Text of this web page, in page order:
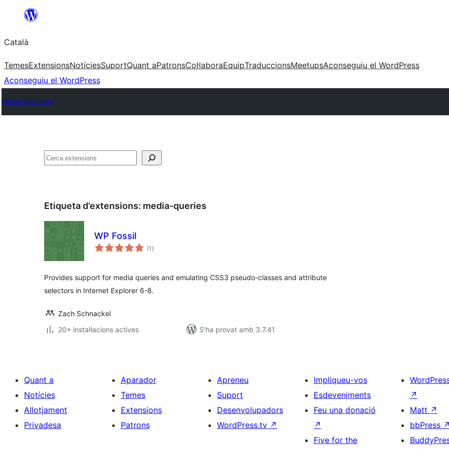
contingut
Català
TemesExtensionsNotíciesSuportQuant aPatronsCol·laboraEquipTraduccionsMeetupsAconseguiu el WordPress
Aconseguiu el WordPress
Plugin Directory
Cerca
Etiqueta d’extensions: media-queries
WP Fossil
(1 puntuacions
totals
)
Provides support for media queries and emulating CSS3 pseudo-classes and attribute
selectors in Internet Explorer 6-8.
Zach Schnackel
20+ instal·lacions actives
S'ha provat amb 3.7.41
Quant a
Notícies
Allotjament
Privadesa
Aparador
Temes
Extensions
Patrons
Apreneu
Suport
Desenvolupadors
WordPress.tv ↗
Impliqueu-vos
Esdeveniments
Feu una donació
↗
Five for the
↗
Matt ↗
bbPress ↗